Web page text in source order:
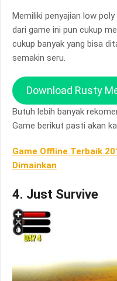
Memiliki penyajian low
dari game ini pun cukup
cukup banyak yang bisa
semakin seru.
Download Rusty
Butuh lebih banyak
Game berikut pasti akan
Game Offline Terbaik
Dimainkan
4. Just Survive